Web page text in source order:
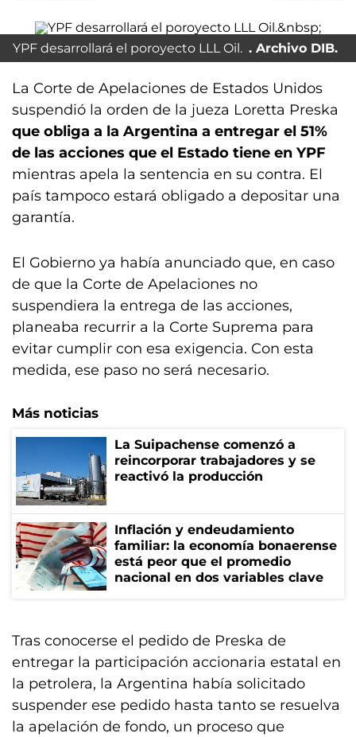
YPF desarrollará el poroyecto LLL Oil. Archivo DIB.
La Corte de Apelaciones de Estados Unidos
suspendió la orden de la jueza Loretta Preska
que obliga a la Argentina a entregar el 51%
de las acciones que el Estado tiene en YPF
mientras apela la sentencia en su contra. El
país tampoco estará obligado a depositar una
garantía.
El Gobierno ya había anunciado que, en caso
de que la Corte de Apelaciones no
suspendiera la entrega de las acciones,
planeaba recurrir a la Corte Suprema para
evitar cumplir con esa exigencia. Con esta
medida, ese paso no será necesario.
Más noticias
La Suipachense comenzó a
reincorporar trabajadores y se
reactivó la producción
Inflación y endeudamiento
familiar: la economía bonaerense
está peor que el promedio
nacional en dos variables clave
Tras conocerse el pedido de Preska de
entregar la participación accionaria estatal en
la petrolera, la Argentina había solicitado
suspender ese pedido hasta tanto se resuelva
la apelación de fondo, un proceso que